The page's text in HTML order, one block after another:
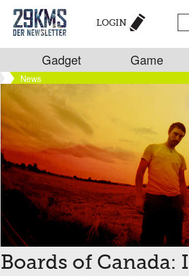
LOGIN
Gadget Game
News
Boards of Canada: